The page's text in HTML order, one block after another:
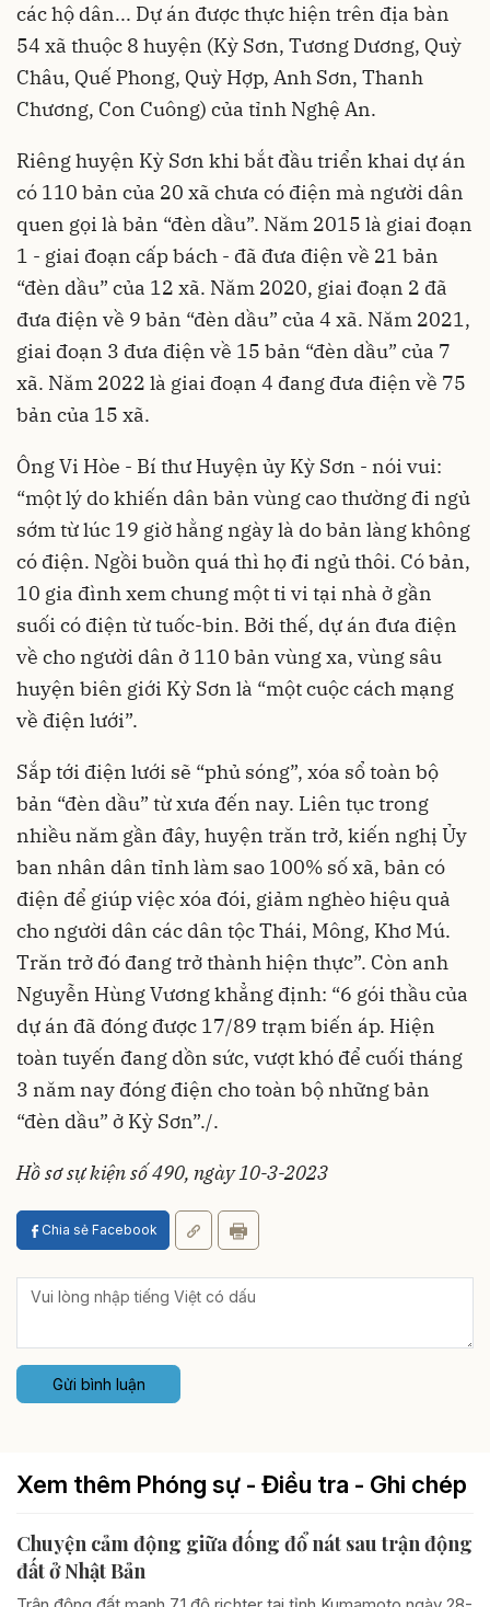
các hộ dân... Dự án được thực hiện trên địa bàn
54 xã thuộc 8 huyện (Kỳ Sơn, Tương Dương, Quỳ
Châu, Quế Phong, Quỳ Hợp, Anh Sơn, Thanh
Chương, Con Cuông) của tỉnh Nghệ An.
Riêng huyện Kỳ Sơn khi bắt đầu triển khai dự án
có 110 bản của 20 xã chưa có điện mà người dân
quen gọi là bản “đèn dầu”. Năm 2015 là giai đoạn
1 - giai đoạn cấp bách - đã đưa điện về 21 bản
“đèn dầu” của 12 xã. Năm 2020, giai đoạn 2 đã
đưa điện về 9 bản “đèn dầu” của 4 xã. Năm 2021,
giai đoạn 3 đưa điện về 15 bản “đèn dầu” của 7
xã. Năm 2022 là giai đoạn 4 đang đưa điện về 75
bản của 15 xã.
Ông Vi Hòe - Bí thư Huyện ủy Kỳ Sơn - nói vui:
“một lý do khiến dân bản vùng cao thường đi ngủ
sớm từ lúc 19 giờ hằng ngày là do bản làng không
có điện. Ngồi buồn quá thì họ đi ngủ thôi. Có bản,
10 gia đình xem chung một ti vi tại nhà ở gần
suối có điện từ tuốc-bin. Bởi thế, dự án đưa điện
về cho người dân ở 110 bản vùng xa, vùng sâu
huyện biên giới Kỳ Sơn là “một cuộc cách mạng
về điện lưới”.
Sắp tới điện lưới sẽ “phủ sóng”, xóa sổ toàn bộ
bản “đèn dầu” từ xưa đến nay. Liên tục trong
nhiều năm gần đây, huyện trăn trở, kiến nghị Ủy
ban nhân dân tỉnh làm sao 100% số xã, bản có
điện để giúp việc xóa đói, giảm nghèo hiệu quả
cho người dân các dân tộc Thái, Mông, Khơ Mú.
Trăn trở đó đang trở thành hiện thực”. Còn anh
Nguyễn Hùng Vương khẳng định: “6 gói thầu của
dự án đã đóng được 17/89 trạm biến áp. Hiện
toàn tuyến đang dồn sức, vượt khó để cuối tháng
3 năm nay đóng điện cho toàn bộ những bản
“đèn dầu” ở Kỳ Sơn”./.
Hồ sơ sự kiện số 490, ngày 10-3-2023
Chia sẻ Facebook
Gửi bình luận
Xem thêm Phóng sự - Điều tra - Ghi chép
Chuyện cảm động giữa đống đổ nát sau trận động
đất ở Nhật Bản